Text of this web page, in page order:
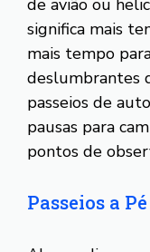
de avião ou
significa mais
mais tempo
deslumbrantes
passeios de
pausas para
pontos de
Passeios a Pé